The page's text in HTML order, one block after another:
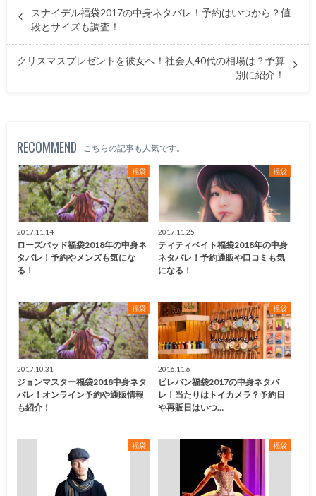
スナイデル福袋2017の中身ネタバレ！予約はいつから？値
段とサイズも調査！
クリスマスプレゼントを彼女へ！社会人40代の相場は？予算
別に紹介！
RECOMMEND こちらの記事も人気です。
福袋
2017.11.14
ローズバッド福袋2018年の中身ネ
タバレ！予約やメンズも気にな
る！
福袋
2017.11.25
ティティベイト福袋2018年の中身
ネタバレ！予約通販や口コミも気
になる！
福袋
2017.10.31
ジョンマスター福袋2018中身ネタ
バレ！オンライン予約や通販情報
も紹介！
福袋
2016.11.6
ビレバン福袋2017の中身ネタバ
レ！当たりはトイカメラ？予約日
や再販日はいつ…
福袋 福袋